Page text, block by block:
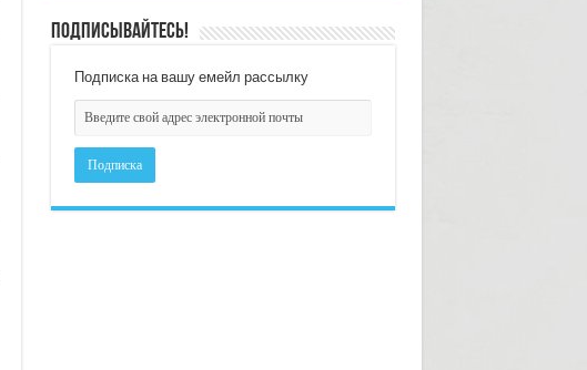
Подписывайтесь!
Подписка на вашу емейл рассылку